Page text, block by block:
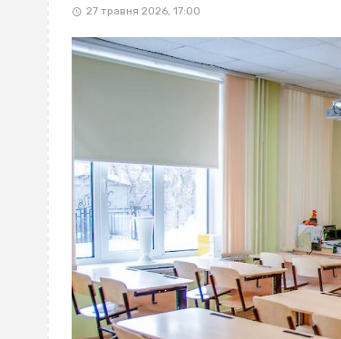
27 травня 2026, 17:00